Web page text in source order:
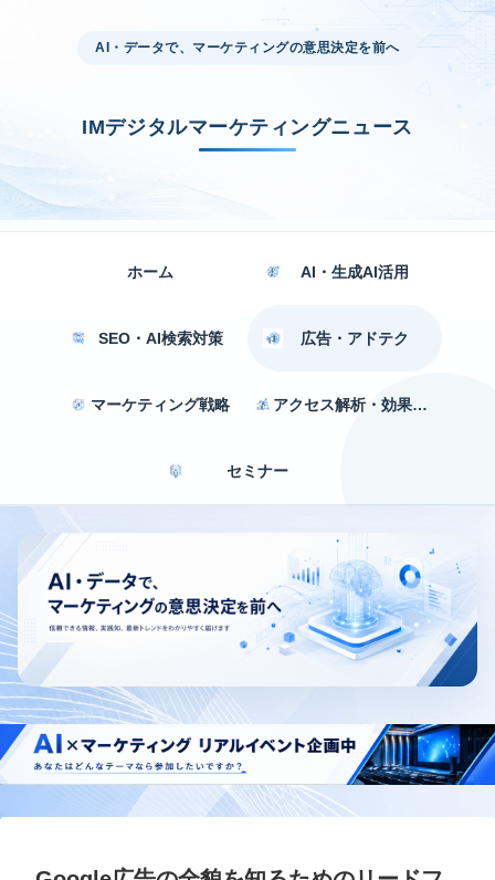
AI・データで、マーケティングの意思決定を前へ
IMデジタルマーケティングニュース
ホーム AI・生成AI活用
SEO・AI検索対策 広告・アドテク
マーケティング戦略 アクセス解析・効果測定
セミナー